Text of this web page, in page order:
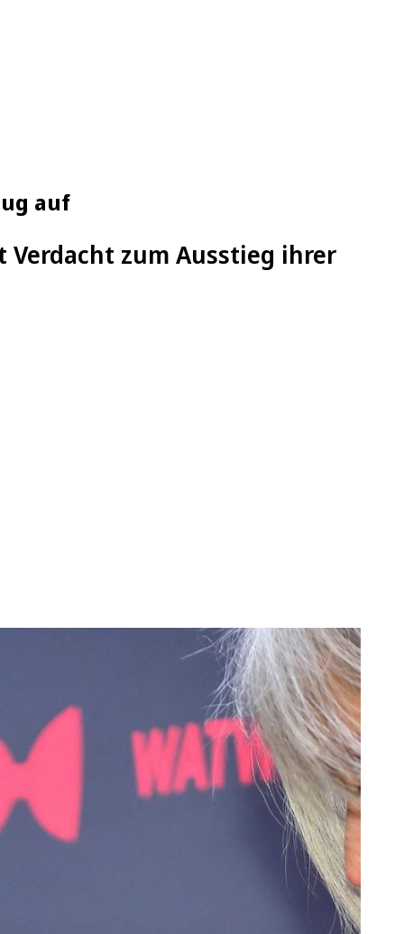
auf
zum Ausstieg ihrer